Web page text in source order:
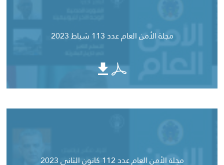
مجلة الأمن العام عدد 113 شباط 2023
مجلة الأمن العام عدد 112 كانون الثاني 2023